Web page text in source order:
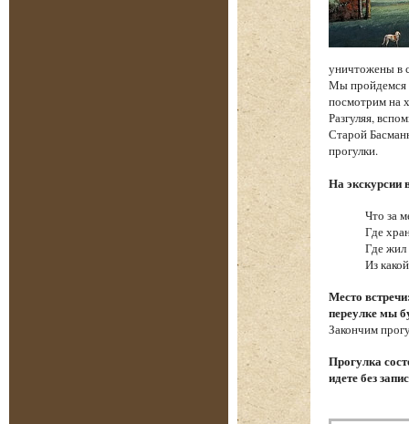
уничтожены в
Мы пройдемся
посмотрим на
Разгуляя,
Старой
прогулки.
На экскурсии
Что за
Где
Где жил
Из
Место
переулке мы
Закончим
Прогулка
идете без